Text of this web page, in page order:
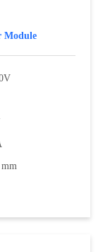
Module